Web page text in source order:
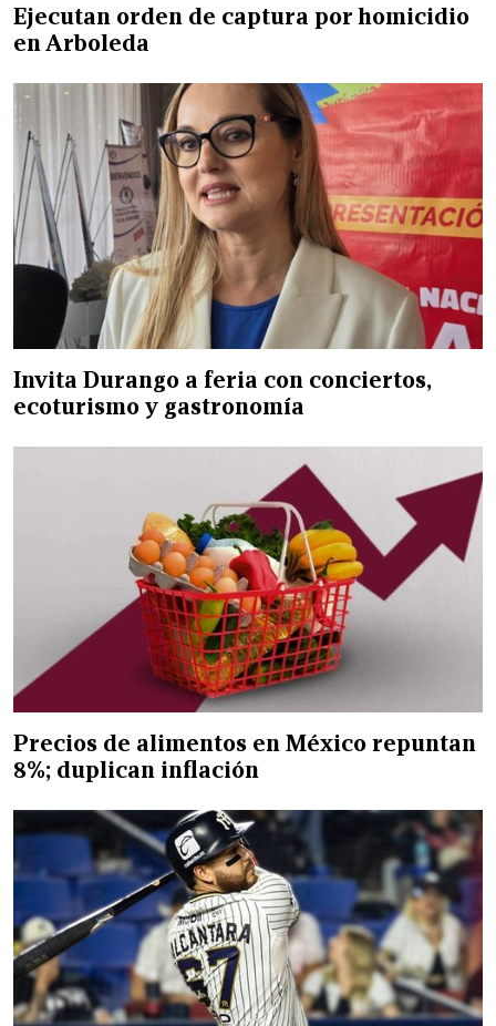
Ejecutan orden de captura por homicidio
en Arboleda
Invita Durango a feria con conciertos,
ecoturismo y gastronomía
Precios de alimentos en México repuntan
8%; duplican inflación